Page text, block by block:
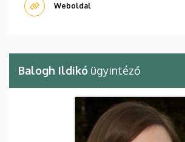
Weboldal
Balogh Ildikó ügyintéző